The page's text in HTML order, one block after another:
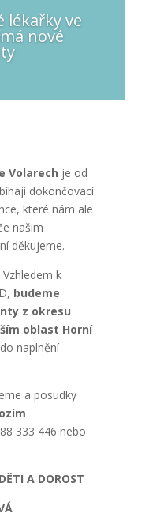
lékařky ve
nové
Volarech je od
dokončovací
které nám ale
našim
děkujeme.
k
budeme
z okresu
oblast Horní
naplnění
a posudky
333 446 nebo
A DOROST